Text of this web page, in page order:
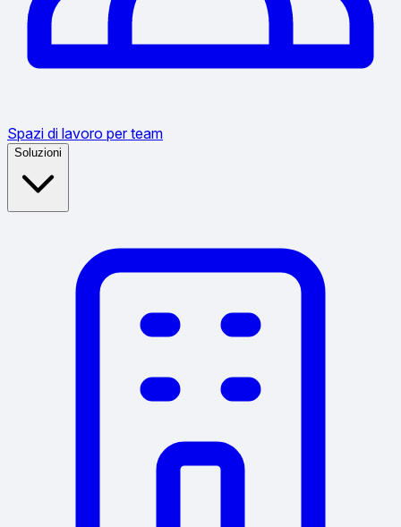
Spazi di lavoro per team
Soluzioni